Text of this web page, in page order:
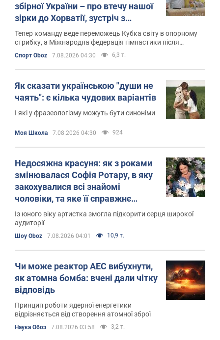
збірної України – про втечу нашої
зірки до Хорватії, зустріч з
росіянами на помості і нового
лідера
Тепер команду веде переможець Кубка світу в опорному
стрибку, а Міжнародна федерація гімнастики після
повернення всіх прав РФ вигадала покарання за протести
Спорт Oboz 7.08.2026 04:30 6,3 т.
Як сказати українською "души не
чаять": є кілька чудових варіантів
І які у фразеологізму можуть бути синоніми
Моя Школа 7.08.2026 04:30 924
Недосяжна красуня: як з роками
змінювалася Софія Ротару, в яку
закохувалися всі знайомі
чоловіки, та яке її справжнє
прізвище
Із юного віку артистка змогла підкорити серця широкої
аудиторії
Шоу Oboz 7.08.2026 04:01 10,9 т.
Чи може реактор АЕС вибухнути,
як атомна бомба: вчені дали чітку
відповідь
Принцип роботи ядерної енергетики
відрізняється від створення атомної зброї
Наука Обоз 7.08.2026 03:58 3,2 т.